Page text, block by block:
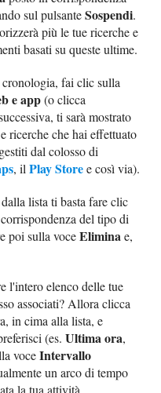
sul pulsanteSospendi.
più le tue ricerche e
basati su queste ultime.
cronologia, fai clic sulla
e app(o clicca
ti sarà mostrato
ricerche che hai effettuato
dal colosso di
, ilPlay Storee così via).
lista ti basta fare clic
del tipo di
poi sulla voceEliminae,
l'intero elenco delle tue
associati? Allora clicca
in cima alla lista, e
(es.Ultima ora,
voceIntervallo
un arco di tempo